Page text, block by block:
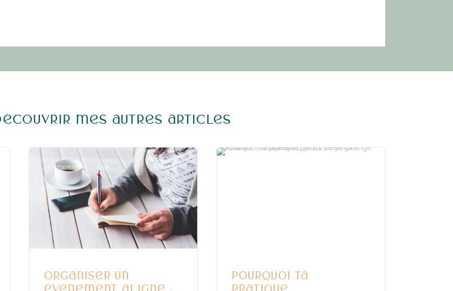
mes autres articles
Entreprenariat Yoga
Organiser un
événement aligné :
Pourquoi ta
pratique